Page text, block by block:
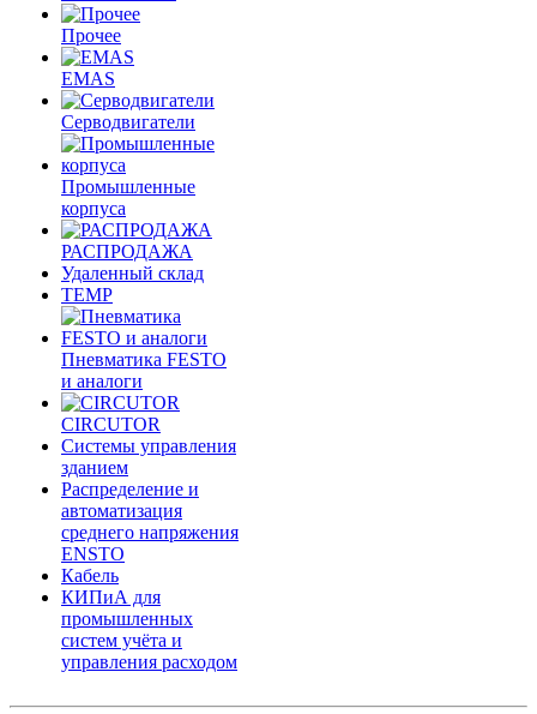
Прочее
EMAS
Cерводвигатели
Промышленные
корпуса
РАСПРОДАЖА
Удаленный склад
TEMP
Пневматика FESTO
и аналоги
CIRCUTOR
Системы управления
зданием
Распределение и
автоматизация
среднего напряжения
ENSTO
Кабель
КИПиА для
промышленных
систем учёта и
управления расходом